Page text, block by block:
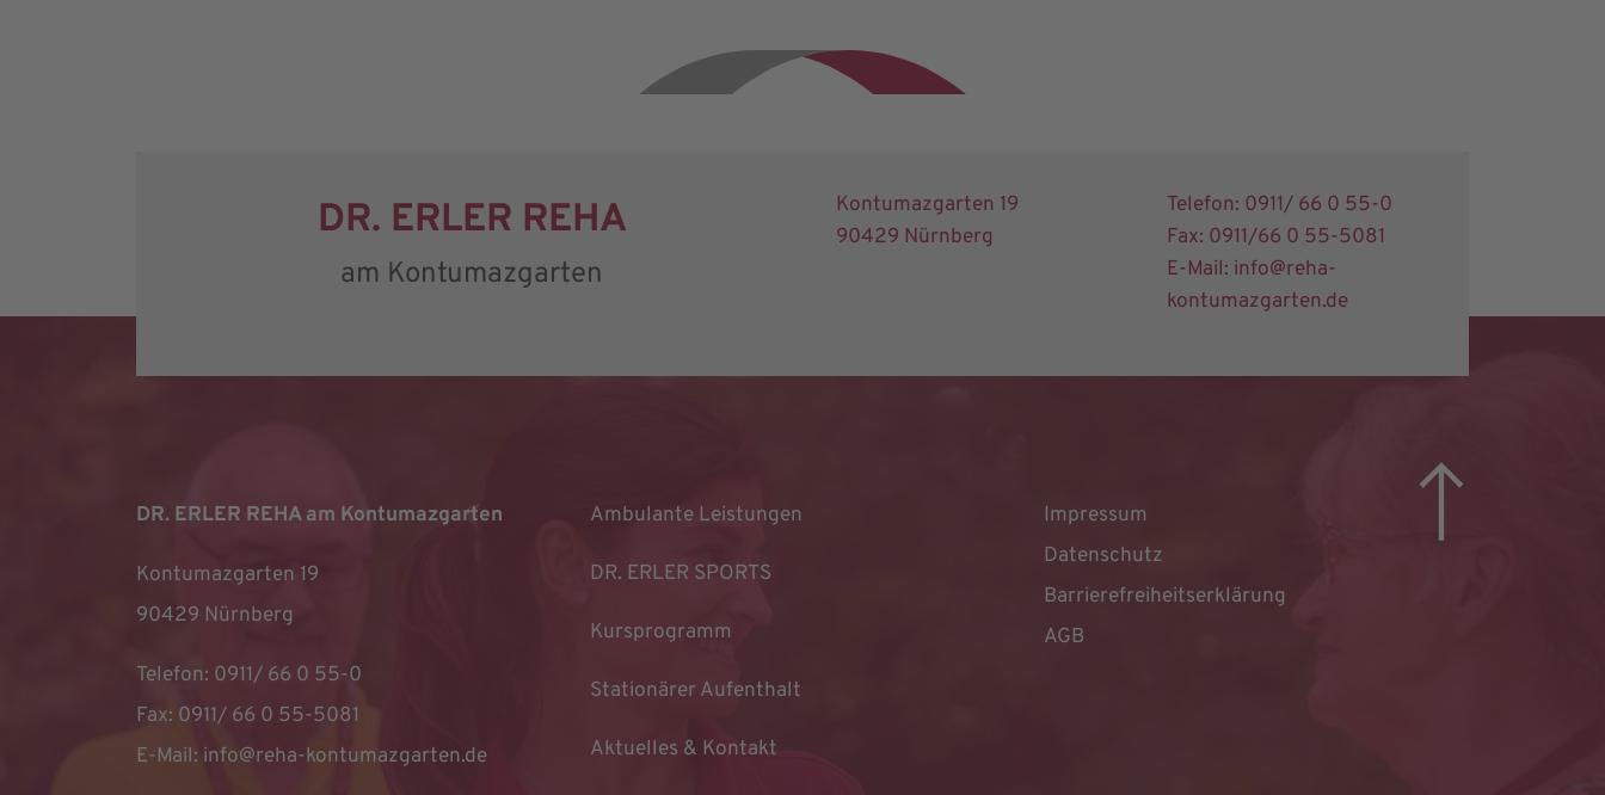
DR. ERLER REHA
am Kontumazgarten
Kontumazgarten 19
90429 Nürnberg
Telefon: 0911/ 66 0 55-0
Fax: 0911/66 0 55-5081
E-Mail: info@reha-
kontumazgarten.de
DR. ERLER REHA am Kontumazgarten
Kontumazgarten 19
90429 Nürnberg
Telefon: 0911/ 66 0 55-0
Fax: 0911/ 66 0 55-5081
E-Mail: info@reha-kontumazgarten.de
Ambulante Leistungen
DR. ERLER SPORTS
Kursprogramm
Stationärer Aufenthalt
Aktuelles & Kontakt
Impressum
Datenschutz
Barrierefreiheitserklärung
AGB